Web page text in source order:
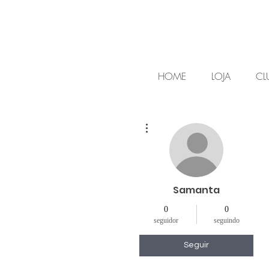
HOME LOJA
Samanta
0
seguidor
0
seguindo
Seguir